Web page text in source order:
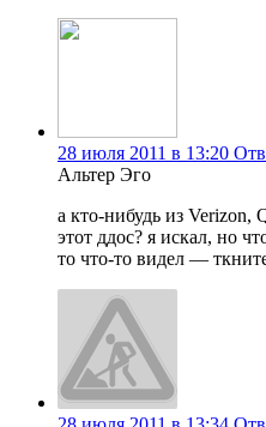
28 июля 2011 в 13:20
Альтер Эго
а кто-нибудь из Verizon,
этот ддос? я искал, но
то что-то видел —